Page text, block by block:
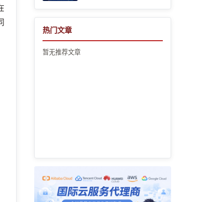
热门文章
暂无推荐文章